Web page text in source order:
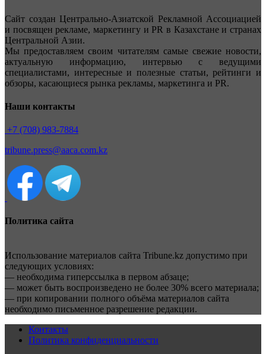
Сайт создан Центрально-Азиатской Рекламной Ассоциацией
и посвящен рекламе, маркетингу и PR в Казахстане и странах
Центральной Азии.
Мы предоставляем своим читателям самые свежие новости,
актуальную информацию, интервью с ведущими
специалистами, интересные и полезные статьи, рейтинги и
обзоры, касающиеся рынка рекламы, маркетинга и PR.
Наши контакты
+7 (708) 983-7884
tribune.press@aaca.com.kz
Политика сайта
Использование материалов сайта Tribune.kz допустимо при
следующих условиях:
— необходима гиперссылка в первом абзаце;
— может быть воспроизведено не более 30% всего материала;
— при копировании полного объёма материалов сайта
необходимо письменное разрешение редакции.
Контакты
Политика конфиденциальности